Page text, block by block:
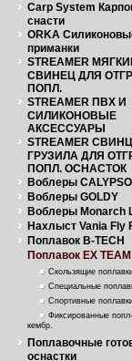
Carp System
снасти
ORKA
приманки
STREAMER
СВИНЕЦ ДЛЯ
ПОПЛ.
STREAMER ПВХ И
СИЛИКОНОВЫЕ
АКСЕССУАРЫ
STREAMER
ГРУЗИЛА ДЛЯ
ПОПЛ. ОСНАСТОК
Воблеры CALYPSO
Воблеры GOLDY
Воблеры Monarch
Нахлыст Vania Fly
Поплавок B-TECH
Поплавок EX TEAM
Скользящие
Специальные
Спортивные
Фиксированные
кембр.
Поплавочные
оснастки